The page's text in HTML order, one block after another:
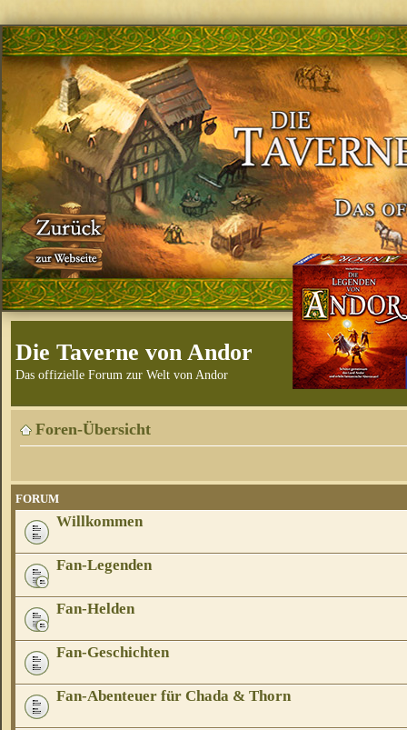
Die Taverne von Andor
Das offizielle Forum zur Welt von Andor
Foren-Übersicht
FORUM
Willkommen
Fan-Legenden
Fan-Helden
Fan-Geschichten
Fan-Abenteuer für Chada & Thorn